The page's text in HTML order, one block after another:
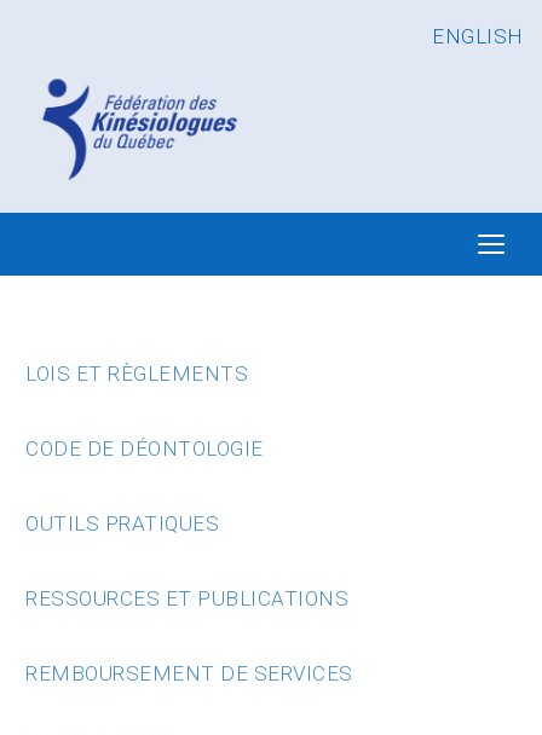
ENGLISH
LOIS ET RÈGLEMENTS
CODE DE DÉONTOLOGIE
OUTILS PRATIQUES
RESSOURCES ET PUBLICATIONS
REMBOURSEMENT DE SERVICES